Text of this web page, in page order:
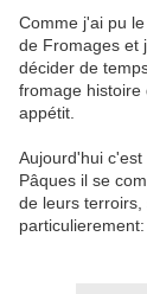
Comme j'ai pu
de Fromages et
décider de
fromage histoire
appétit.
Aujourd'hui
Pâques il se
de leurs
particulierement: